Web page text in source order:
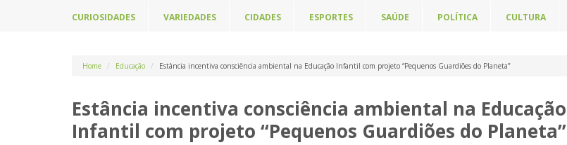
CURIOSIDADES VARIEDADES CIDADES ESPORTES SAÚDE POLÍTICA CULTURA
Home Educação Estância incentiva consciência ambiental na Educação Infantil com projeto “Pequenos Guardiões do Planeta”
Estância incentiva consciência ambiental na Educação
Infantil com projeto “Pequenos Guardiões do Planeta”